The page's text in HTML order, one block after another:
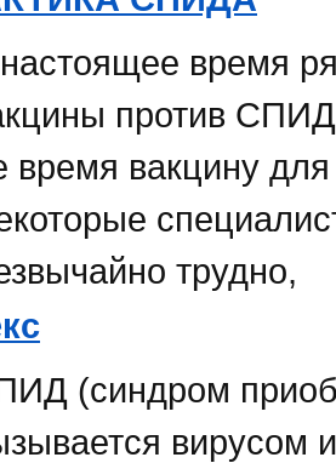
время
против
вакцину
трудно,
(синдром
вирусом